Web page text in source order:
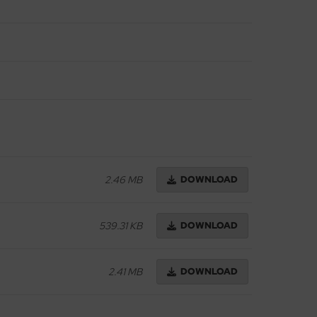
2.46 MB DOWNLOAD
539.31 KB DOWNLOAD
2.41 MB DOWNLOAD